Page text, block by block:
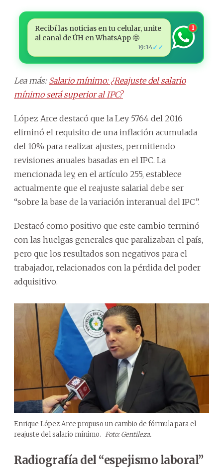
Recibí las noticias en tu celular, unite
al canal de ÚH en WhatsApp 🤩
19:34✓✓
1
Lea más: Salario mínimo: ¿Reajuste del salario
mínimo será superior al IPC?
López Arce destacó que la Ley 5764 del 2016
eliminó el requisito de una inflación acumulada
del 10% para realizar ajustes, permitiendo
revisiones anuales basadas en el IPC. La
mencionada ley, en el artículo 255, establece
actualmente que el reajuste salarial debe ser
“sobre la base de la variación interanual del IPC”.
Destacó como positivo que este cambio terminó
con las huelgas generales que paralizaban el país,
pero que los resultados son negativos para el
trabajador, relacionados con la pérdida del poder
adquisitivo.
Enrique López Arce propuso un cambio de fórmula para el
reajuste del salario mínimo. Foto: Gentileza.
Radiografía del “espejismo laboral”